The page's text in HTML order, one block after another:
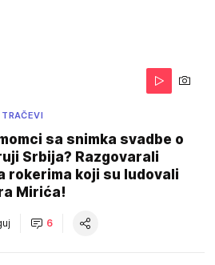
sa snimka svadbe o
Srbija? Razgovarali
rokerima koji su ludovali
Mirića!
6